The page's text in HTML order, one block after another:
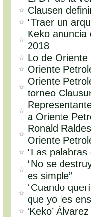
Clausen
“Traer un
Keko anuncia
2018
Lo de
Oriente
Oriente
torneo
a Oriente
Ronald
Oriente
"Las palabras
“No se
es simple”
“Cuando
que yo les
‘Keko’